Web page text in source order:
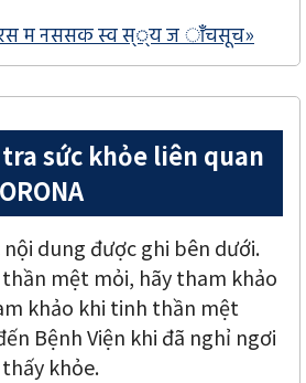
म नससक स्व स््य ज ाँचसूच»
sức khỏe liên quan
nội dung được ghi bên dưới.
mệt mỏi, hãy tham khảo
khảo khi tinh thần mệt
Bệnh Viện khi đã nghỉ ngơi
khỏe.